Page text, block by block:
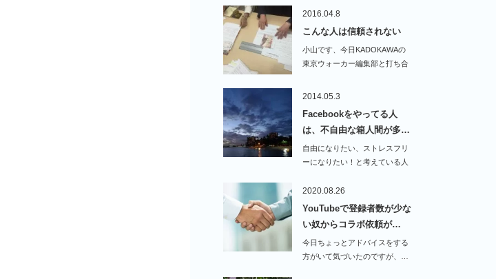
2016.04.8
こんな人は信頼されない
小山です、今日KADOKAWAの
東京ウォーカー編集部と打ち合
2014.05.3
Facebookをやってる人
は、不自由な箱人間が多…
自由になりたい、ストレスフリ
ーになりたい！と考えている人
2020.08.26
YouTubeで登録者数が少な
い奴からコラボ依頼が…
今日ちょっとアドバイスをする
方がいて気づいたのですが、…